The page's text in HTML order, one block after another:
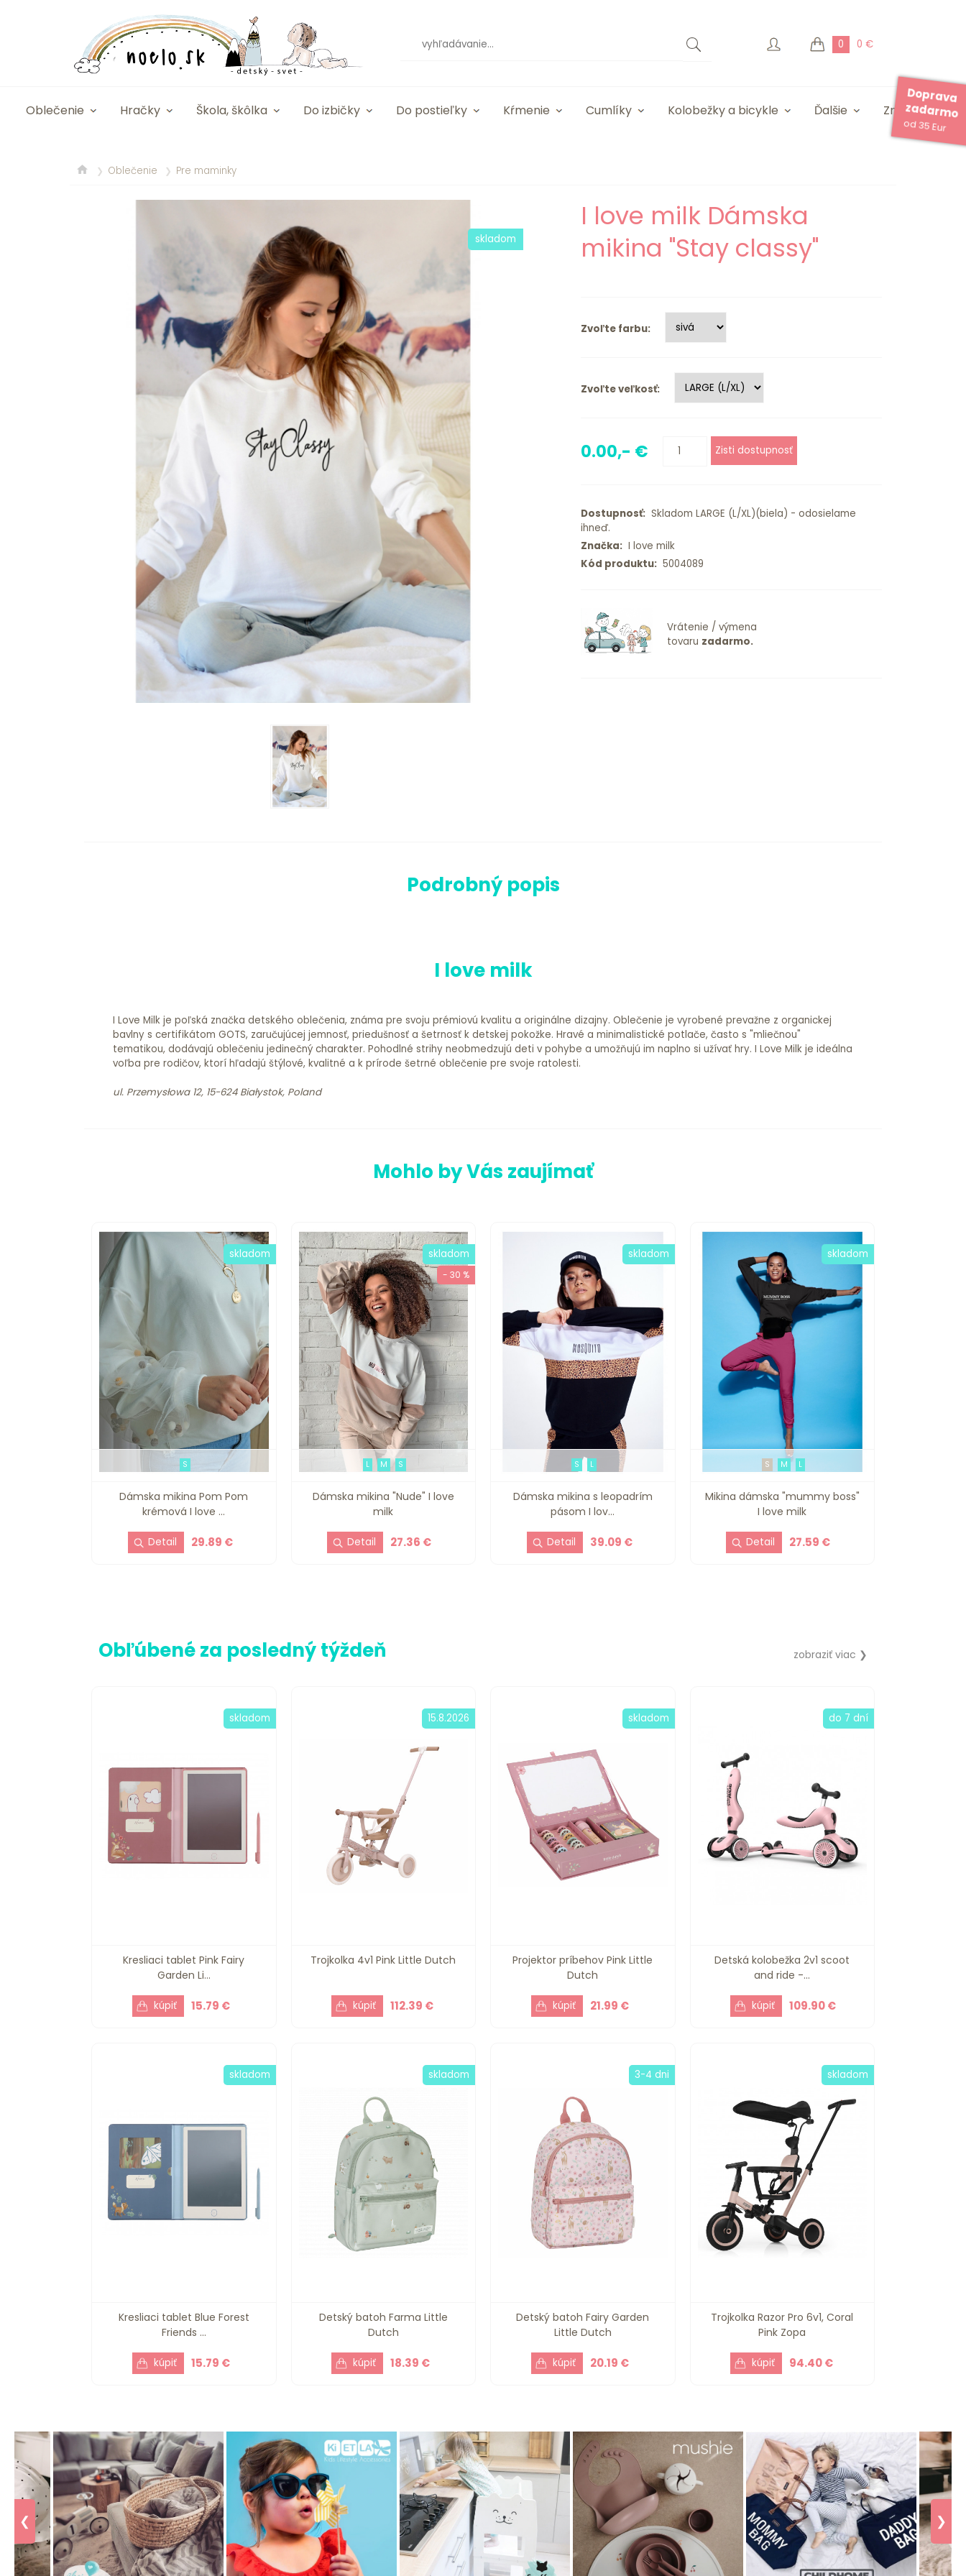
0 0 €
Doprava
zadarmo
od 35 Eur
Oblečenie Hračky Škola, škôlka Do izbičky Do postieľky Kŕmenie Cumlíky Kolobežky a bicykle Ďalšie Značky
❯ Oblečenie ❯ Pre maminky
skladom
I love milk Dámska
mikina "Stay classy"
Zvoľte farbu:
Zvoľte veľkosť:
0.00,- €
Dostupnosť:Skladom LARGE (L/XL)(biela) - odosielame
ihneď.
Značka:I love milk
Kód produktu:5004089
Vrátenie / výmena
tovaru zadarmo.
Podrobný popis
I love milk
I Love Milk je poľská značka detského oblečenia, známa pre svoju prémiovú kvalitu a originálne dizajny. Oblečenie je vyrobené prevažne z organickej
bavlny s certifikátom GOTS, zaručujúcej jemnosť, priedušnosť a šetrnosť k detskej pokožke. Hravé a minimalistické potlače, často s "mliečnou"
tematikou, dodávajú oblečeniu jedinečný charakter. Pohodlné strihy neobmedzujú deti v pohybe a umožňujú im naplno si užívať hry. I Love Milk je ideálna
voľba pre rodičov, ktorí hľadajú štýlové, kvalitné a k prírode šetrné oblečenie pre svoje ratolesti.
ul. Przemysłowa 12, 15-624 Białystok, Poland
Mohlo by Vás zaujímať
Dámska mikina Pom Pom
krémová I love ...
29.89 €
skladom
S
Dámska mikina "Nude" I love
milk
27.36 €
skladom
- 30 %
L M S
Dámska mikina s leopadrím
pásom I lov...
39.09 €
skladom
S L
Mikina dámska "mummy boss"
I love milk
27.59 €
skladom
S M L
Obľúbené za posledný týždeň zobraziť viac ❯
Kresliaci tablet Pink Fairy
Garden Li...
15.79 €
skladom
Trojkolka 4v1 Pink Little Dutch
112.39 €
15.8.2026
Projektor príbehov Pink Little
Dutch
21.99 €
skladom
Detská kolobežka 2v1 scoot
and ride -...
109.90 €
do 7 dní
Kresliaci tablet Blue Forest
Friends ...
15.79 €
skladom
Detský batoh Farma Little
Dutch
18.39 €
skladom
Detský batoh Fairy Garden
Little Dutch
20.19 €
3-4 dni
Trojkolka Razor Pro 6v1, Coral
Pink Zopa
94.40 €
skladom
❮ ❯